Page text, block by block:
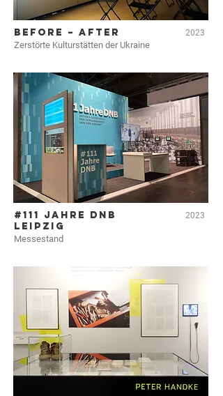
BEFORE – AFTER 2023
Zerstörte Kulturstätten der Ukraine
#111 Jahre DNB
Leipzig
2023
Messestand